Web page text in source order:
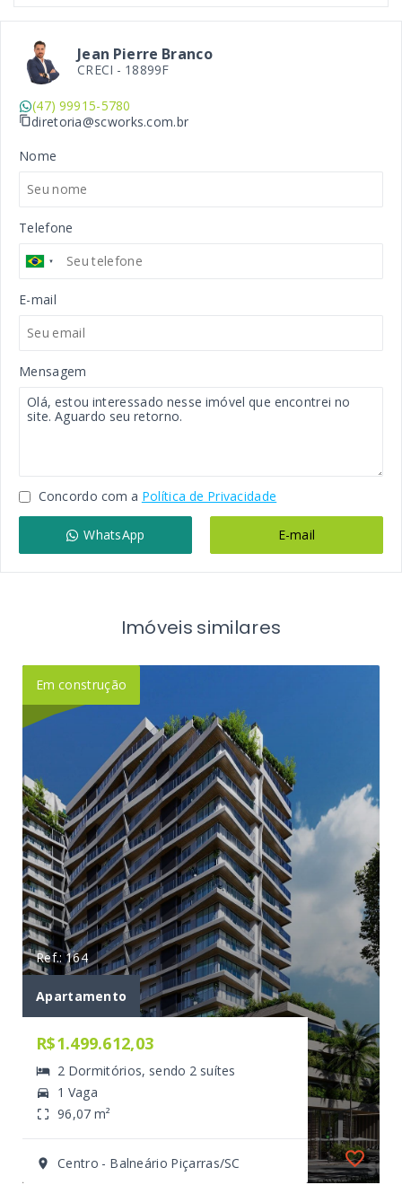
Jean Pierre Branco
CRECI - 18899F
(47) 99915-5780
diretoria@scworks.com.br
Nome
Telefone
E-mail
Mensagem
Concordo com a Política de Privacidade
WhatsApp E-mail
Imóveis similares
Em construção
Ref.: 164
Apartamento
R$1.499.612,03
2 Dormitórios, sendo 2 suítes
1 Vaga
96,07 m²
Centro - Balneário Piçarras/SC